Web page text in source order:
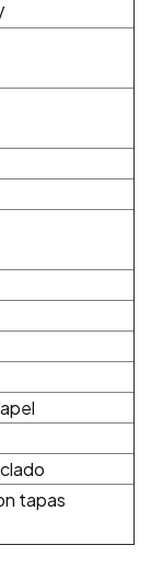
tapas